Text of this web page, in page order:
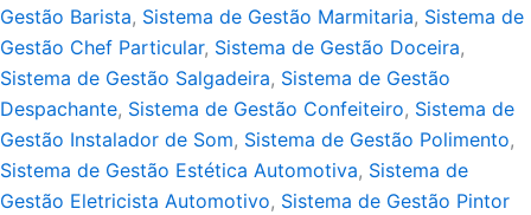
Gestão Barista, Sistema de Gestão Marmitaria, Sistema de
Gestão Chef Particular, Sistema de Gestão Doceira,
Sistema de Gestão Salgadeira, Sistema de Gestão
Despachante, Sistema de Gestão Confeiteiro, Sistema de
Gestão Instalador de Som, Sistema de Gestão Polimento,
Sistema de Gestão Estética Automotiva, Sistema de
Gestão Eletricista Automotivo, Sistema de Gestão Pintor